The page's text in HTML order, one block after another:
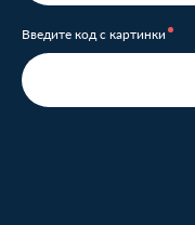
Введите код с картинки